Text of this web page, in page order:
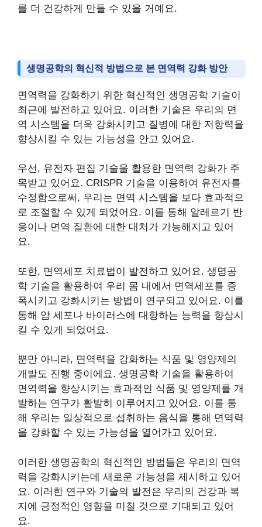
를 더 건강하게 만들 수 있을 거예요.
생명공학의 혁신적 방법으로 본 면역력 강화 방안
면역력을 강화하기 위한 혁신적인 생명공학 기술이
최근에 발전하고 있어요. 이러한 기술은 우리의 면
역 시스템을 더욱 강화시키고 질병에 대한 저항력을
향상시킬 수 있는 가능성을 안고 있어요.
우선, 유전자 편집 기술을 활용한 면역력 강화가 주
목받고 있어요. CRISPR 기술을 이용하여 유전자를
수정함으로써, 우리는 면역 시스템을 보다 효과적으
로 조절할 수 있게 되었어요. 이를 통해 알레르기 반
응이나 면역 질환에 대한 대처가 가능해지고 있어
요.
또한, 면역세포 치료법이 발전하고 있어요. 생명공
학 기술을 활용하여 우리 몸 내에서 면역세포를 증
폭시키고 강화시키는 방법이 연구되고 있어요. 이를
통해 암 세포나 바이러스에 대항하는 능력을 향상시
킬 수 있게 되었어요.
뿐만 아니라, 면역력을 강화하는 식품 및 영양제의
개발도 진행 중이에요. 생명공학 기술을 활용하여
면역력을 향상시키는 효과적인 식품 및 영양제를 개
발하는 연구가 활발히 이루어지고 있어요. 이를 통
해 우리는 일상적으로 섭취하는 음식을 통해 면역력
을 강화할 수 있는 가능성을 열어가고 있어요.
이러한 생명공학의 혁신적인 방법들은 우리의 면역
력을 강화시키는데 새로운 가능성을 제시하고 있어
요. 이러한 연구와 기술의 발전은 우리의 건강과 복
지에 긍정적인 영향을 미칠 것으로 기대되고 있어
요.